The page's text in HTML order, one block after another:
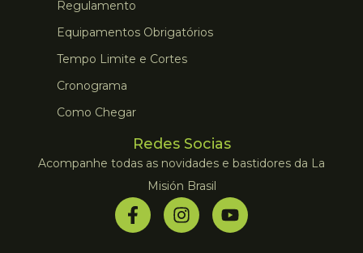
Regulamento
Equipamentos Obrigatórios
Tempo Limite e Cortes
Cronograma
Como Chegar
Redes Socias
Acompanhe todas as novidades e bastidores da La
Misión Brasil